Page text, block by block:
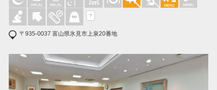
?
〒935-0037 富山県氷見市上泉20番地